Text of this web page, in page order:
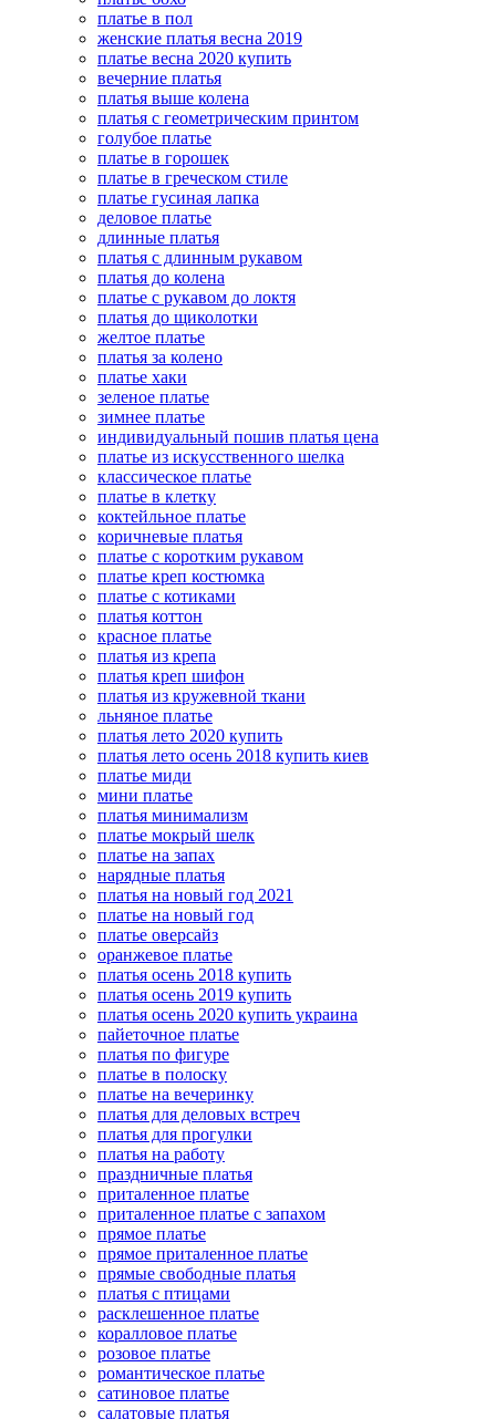
платье в пол
женские платья весна 2019
платье весна 2020 купить
вечерние платья
платья выше колена
платья с геометрическим принтом
голубое платье
платье в горошек
платье в греческом стиле
платье гусиная лапка
деловое платье
длинные платья
платья с длинным рукавом
платья до колена
платье с рукавом до локтя
платья до щиколотки
желтое платье
платья за колено
платье хаки
зеленое платье
зимнее платье
индивидуальный пошив платья цена
платье из искусственного шелка
классическое платье
платье в клетку
коктейльное платье
коричневые платья
платье с коротким рукавом
платье креп костюмка
платье с котиками
платья коттон
красное платье
платья из крепа
платья креп шифон
платья из кружевной ткани
льняное платье
платья лето 2020 купить
платья лето осень 2018 купить киев
платье миди
мини платье
платья минимализм
платье мокрый шелк
платье на запах
нарядные платья
платья на новый год 2021
платье на новый год
платье оверсайз
оранжевое платье
платья осень 2018 купить
платья осень 2019 купить
платья осень 2020 купить украина
пайеточное платье
платья по фигуре
платье в полоску
платье на вечеринку
платья для деловых встреч
платья для прогулки
платья на работу
праздничные платья
приталенное платье
приталенное платье с запахом
прямое платье
прямое приталенное платье
прямые свободные платья
платья с птицами
расклешенное платье
коралловое платье
розовое платье
романтическое платье
сатиновое платье
салатовые платья